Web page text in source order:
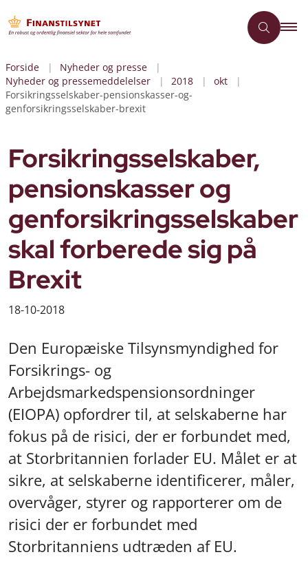
Forside
Nyheder og presse
Nyheder og pressemeddelelser
2018
okt
Forsikringsselskaber-pensionskasser-og-
genforsikringsselskaber-brexit
Forsikringsselskaber,
pensionskasser og
genforsikringsselskaber
skal forberede sig på
Brexit
18-10-2018
Den Europæiske Tilsynsmyndighed for
Forsikrings- og
Arbejdsmarkedspensionsordninger
(EIOPA) opfordrer til, at selskaberne har
fokus på de risici, der er forbundet med,
at Storbritannien forlader EU. Målet er at
sikre, at selskaberne identificerer, måler,
overvåger, styrer og rapporterer om de
risici der er forbundet med
Storbritanniens udtræden af EU.